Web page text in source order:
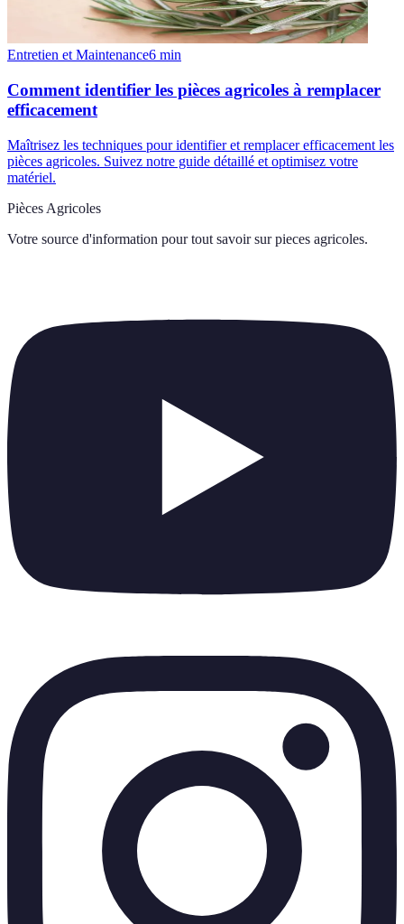
Entretien et Maintenance6 min
Comment identifier les pièces agricoles à remplacer
efficacement
Maîtrisez les techniques pour identifier et remplacer efficacement les
pièces agricoles. Suivez notre guide détaillé et optimisez votre
matériel.
Pièces Agricoles
Votre source d'information pour tout savoir sur pieces agricoles.